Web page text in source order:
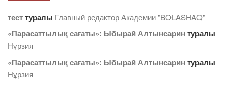
тесттуралы Главный редактор Академии "BOLASHAQ"
«Парасаттылық сағаты»: Ыбырай Алтынсарин туралы
Нұрзия
«Парасаттылық сағаты»: Ыбырай Алтынсарин туралы
Нұрзия